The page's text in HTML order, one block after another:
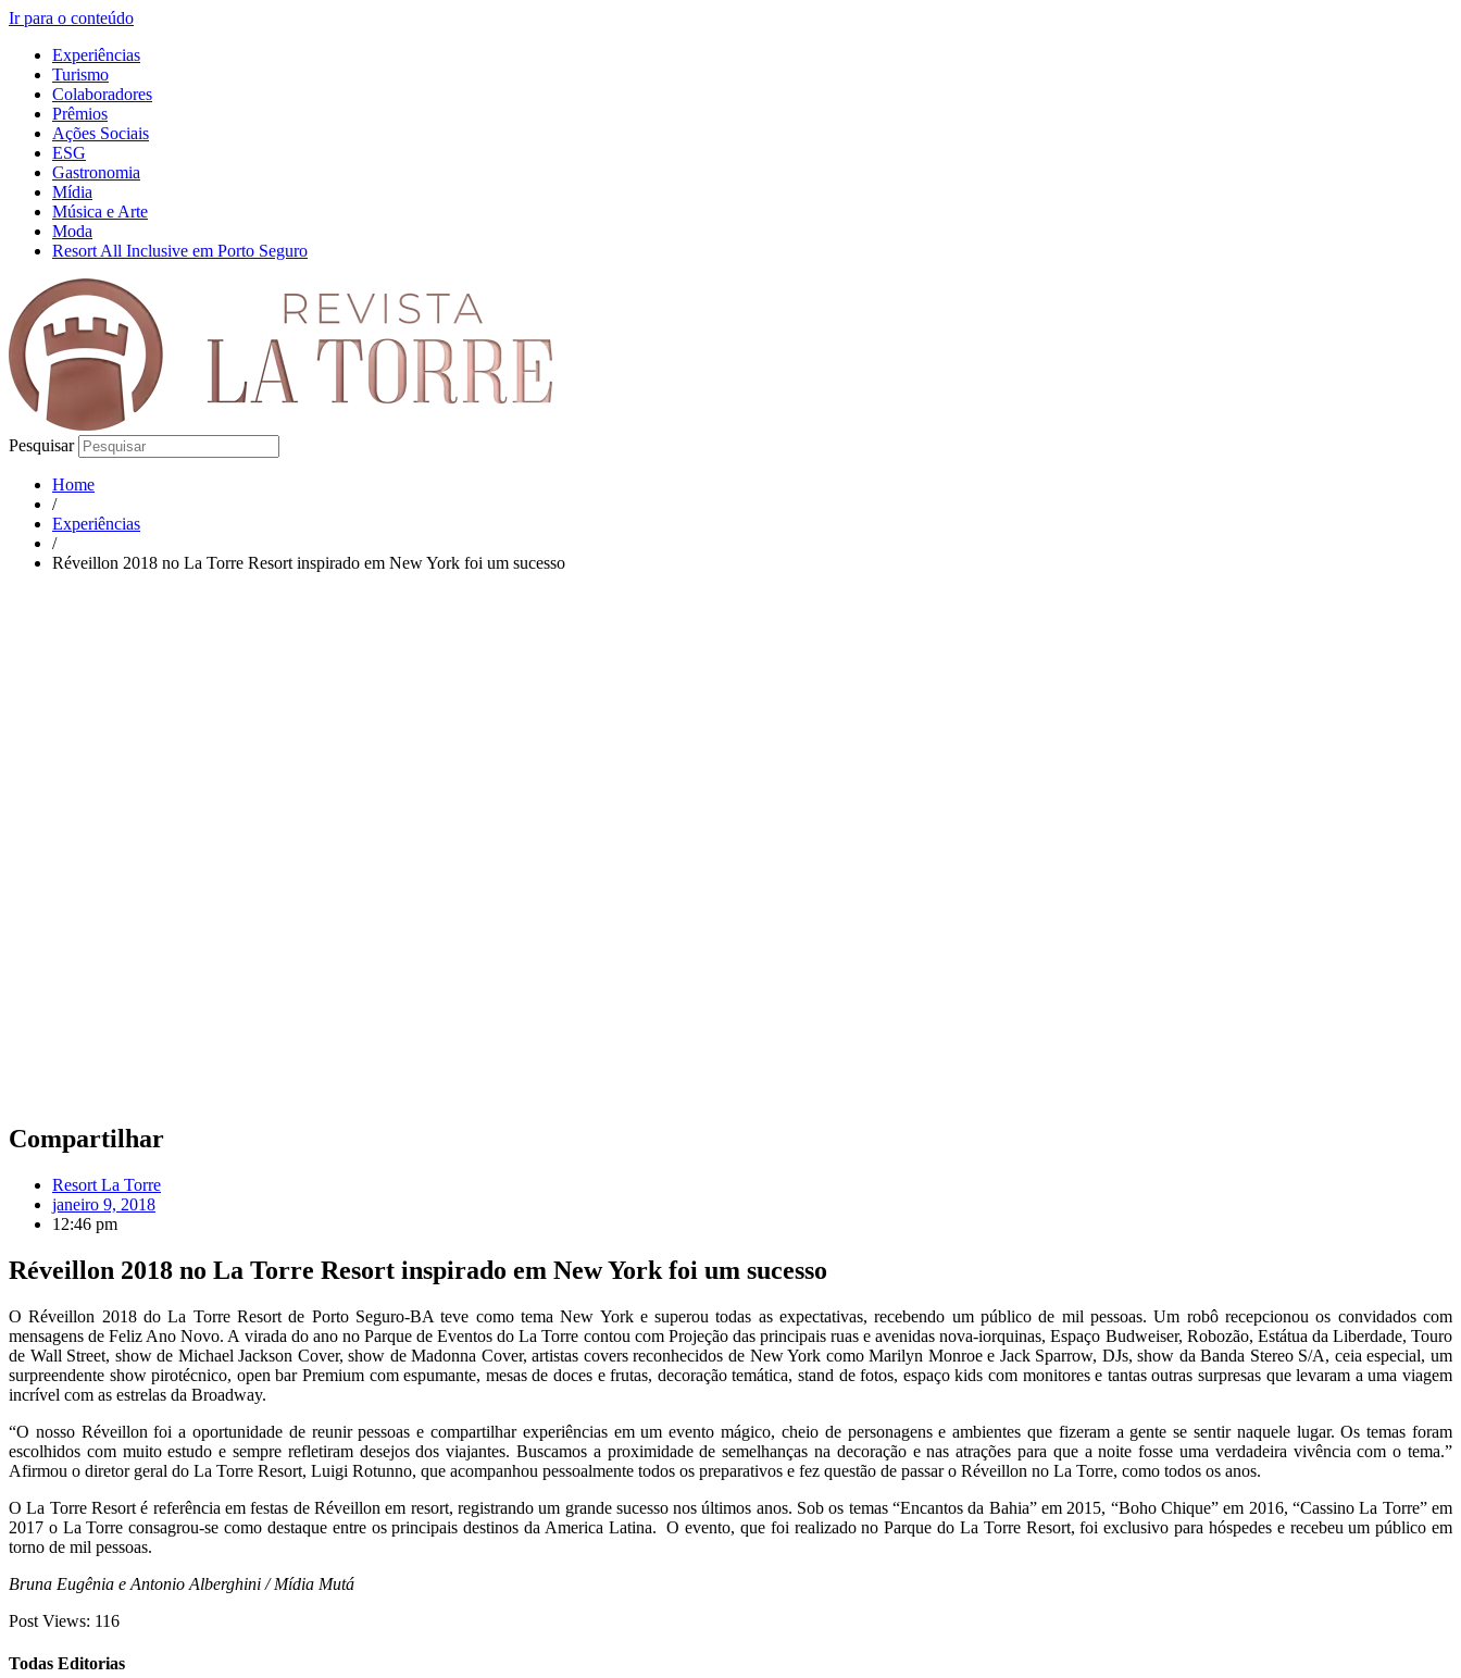
Ir para o conteúdo
Experiências
Turismo
Colaboradores
Prêmios
Ações Sociais
ESG
Gastronomia
Mídia
Música e Arte
Moda
Resort All Inclusive em Porto Seguro
Pesquisar
Home
/
Experiências
/
Réveillon 2018 no La Torre Resort inspirado em New York foi um sucesso
Compartilhar
Resort La Torre
janeiro 9, 2018
12:46 pm
Réveillon 2018 no La Torre Resort inspirado em New York foi um sucesso
O Réveillon 2018 do La Torre Resort de Porto Seguro-BA teve como tema New York e superou todas as expectativas, recebendo um público de mil pessoas. Um robô recepcionou os convidados com
mensagens de Feliz Ano Novo. A virada do ano no Parque de Eventos do La Torre contou com Projeção das principais ruas e avenidas nova-iorquinas, Espaço Budweiser, Robozão, Estátua da Liberdade, Touro
de Wall Street, show de Michael Jackson Cover, show de Madonna Cover, artistas covers reconhecidos de New York como Marilyn Monroe e Jack Sparrow, DJs, show da Banda Stereo S/A, ceia especial, um
surpreendente show pirotécnico, open bar Premium com espumante, mesas de doces e frutas, decoração temática, stand de fotos, espaço kids com monitores e tantas outras surpresas que levaram a uma viagem
incrível com as estrelas da Broadway.
“O nosso Réveillon foi a oportunidade de reunir pessoas e compartilhar experiências em um evento mágico, cheio de personagens e ambientes que fizeram a gente se sentir naquele lugar. Os temas foram
escolhidos com muito estudo e sempre refletiram desejos dos viajantes. Buscamos a proximidade de semelhanças na decoração e nas atrações para que a noite fosse uma verdadeira vivência com o tema.”
Afirmou o diretor geral do La Torre Resort, Luigi Rotunno, que acompanhou pessoalmente todos os preparativos e fez questão de passar o Réveillon no La Torre, como todos os anos.
O La Torre Resort é referência em festas de Réveillon em resort, registrando um grande sucesso nos últimos anos. Sob os temas “Encantos da Bahia” em 2015, “Boho Chique” em 2016, “Cassino La Torre” em
2017 o La Torre consagrou-se como destaque entre os principais destinos da America Latina. O evento, que foi realizado no Parque do La Torre Resort, foi exclusivo para hóspedes e recebeu um público em
torno de mil pessoas.
Bruna Eugênia e Antonio Alberghini / Mídia Mutá
Post Views: 116
Todas Editorias